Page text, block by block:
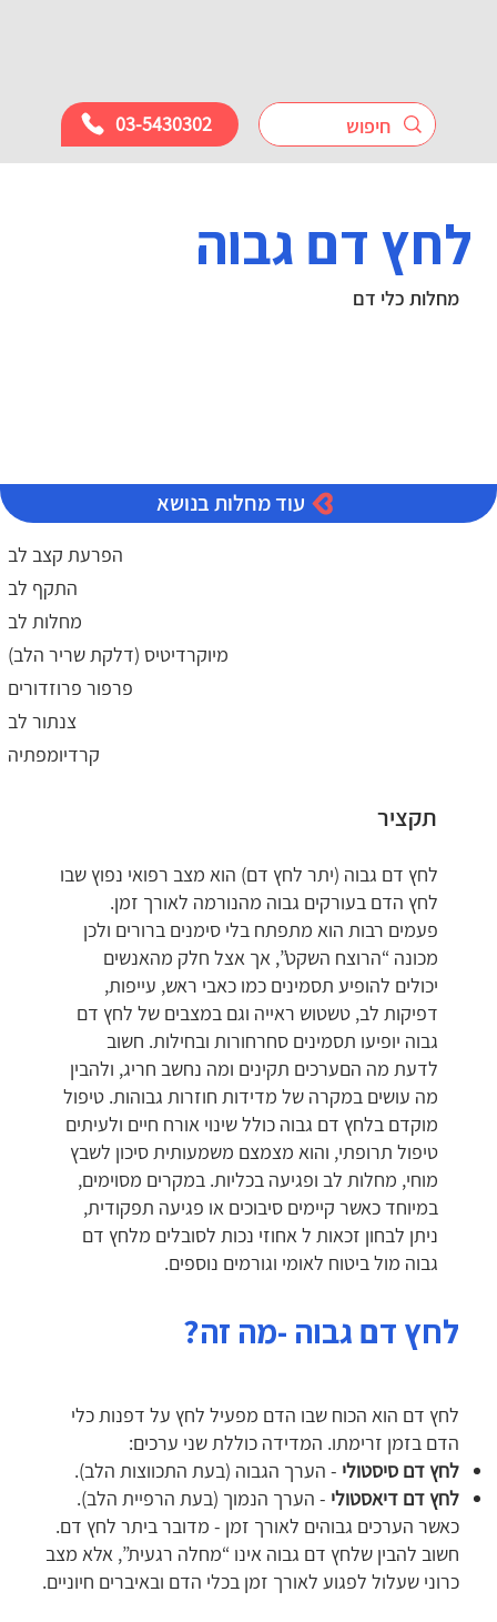
03-5430302
תקציר
לחץ דם גבוה (יתר לחץ דם) הוא מצב רפואי נפוץ שבו
לחץ הדם בעורקים גבוה מהנורמה לאורך זמן.
פעמים רבות הוא מתפתח בלי סימנים ברורים ולכן
מכונה “הרוצח השקט”, אך אצל חלק מהאנשים
יכולים להופיע תסמינים כמו כאבי ראש, עייפות,
דפיקות לב, טשטוש ראייה וגם במצבים של לחץ דם
גבוה יופיעו תסמינים סחרחורות ובחילות. חשוב
לדעת מה הםערכים תקינים ומה נחשב חריג, ולהבין
מה עושים במקרה של מדידות חוזרות גבוהות. טיפול
מוקדם בלחץ דם גבוה כולל שינוי אורח חיים ולעיתים
טיפול תרופתי, והוא מצמצם משמעותית סיכון לשבץ
מוחי, מחלות לב ופגיעה בכליות. במקרים מסוימים,
במיוחד כאשר קיימים סיבוכים או פגיעה תפקודית,
ניתן לבחון זכאות ל אחוזי נכות לסובלים מלחץ דם
גבוה מול ביטוח לאומי וגורמים נוספים.
לחץ דם גבוה -מה זה?
לחץ דם הוא הכוח שבו הדם מפעיל לחץ על דפנות כלי
הדם בזמן זרימתו. המדידה כוללת שני ערכים:
לחץ דם סיסטולי - הערך הגבוה (בעת התכווצות הלב).
לחץ דם דיאסטולי - הערך הנמוך (בעת הרפיית הלב).
כאשר הערכים גבוהים לאורך זמן - מדובר ביתר לחץ דם.
חשוב להבין שלחץ דם גבוה אינו “מחלה רגעית”, אלא מצב
כרוני שעלול לפגוע לאורך זמן בכלי הדם ובאיברים חיוניים.
עוד מחלות בנושא
הפרעת קצב לב
התקף לב
מחלות לב
מיוקרדיטיס (דלקת שריר הלב)
פרפור פרוזדורים
צנתור לב
קרדיומפתיה
לחץ דם גבוה
מחלות כלי דם